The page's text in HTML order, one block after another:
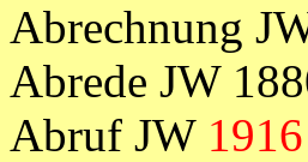
Abrechnung
Abrede JW
Abruf JW 1916